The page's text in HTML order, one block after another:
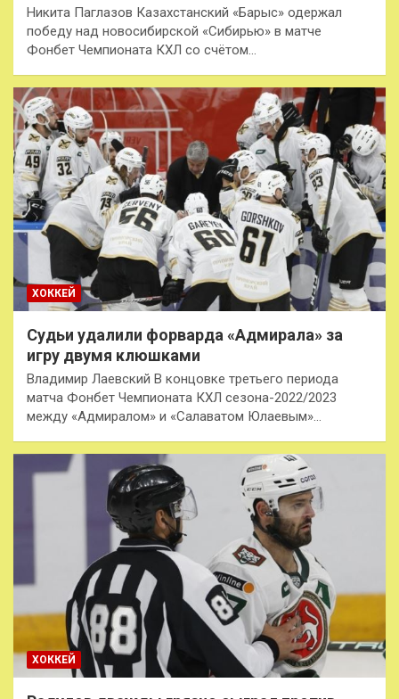
Никита Паглазов Казахстанский «Барыс» одержал
победу над новосибирской «Сибирью» в матче
Фонбет Чемпионата КХЛ со счётом…
ХОККЕЙ
Судьи удалили форварда «Адмирала» за
игру двумя клюшками
Владимир Лаевский В концовке третьего периода
матча Фонбет Чемпионата КХЛ сезона-2022/2023
между «Адмиралом» и «Салаватом Юлаевым»…
ХОККЕЙ